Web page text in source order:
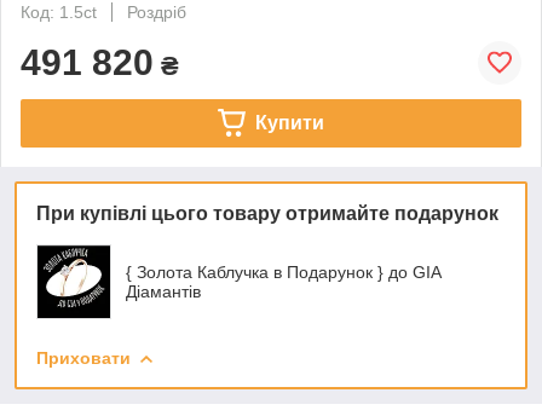
Код: 1.5ct
Роздріб
491 820 ₴
Купити
При купівлі цього товару отримайте подарунок
{ Золота Каблучка в Подарунок } до GIA
Діамантів
Приховати